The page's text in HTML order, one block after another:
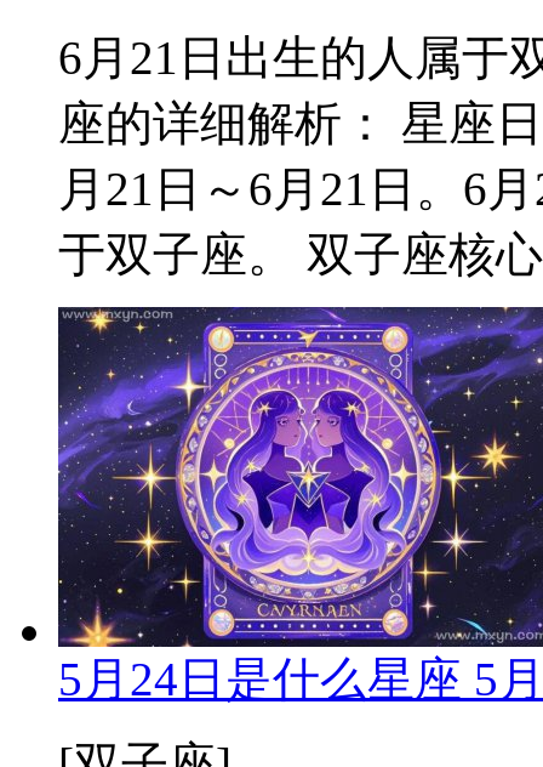
6月21日出生的人属于
座的详细解析： 星座
月21日～6月21日。6
于双子座。 双子座核
5月24日是什么星座 5